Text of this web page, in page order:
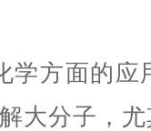
学方面的应
大分子，